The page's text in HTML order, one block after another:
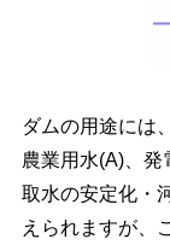
ダムの用途には、
農業用水(A)、発
取水の安定化・
えられますが、